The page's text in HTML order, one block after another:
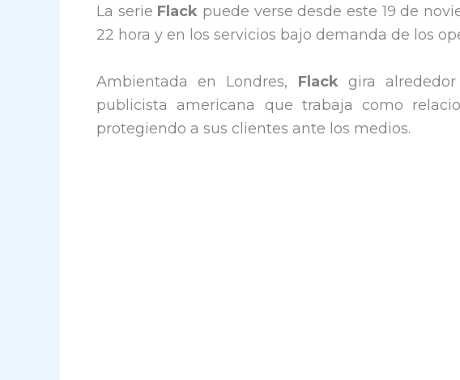
La serie Flack puede verse desde este 19 de
22 hora y en los servicios bajo demanda de los
Ambientada en Londres, Flackgira alrededor
publicista americana que trabaja como
protegiendo a sus clientes ante los medios.